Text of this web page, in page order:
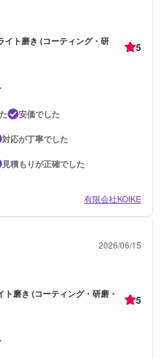
イト磨き (コーティング・研
5
安価でした
対応が丁寧でした
見積もりが正確でした
有限会社KOIKE
2026/06/15
磨き (コーティング・研磨・
5